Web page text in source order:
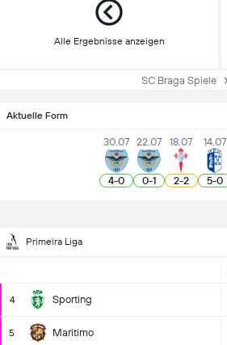
Alle Ergebnisse anzeigen
SC Braga Spiele
Aktuelle Form
30.07
4-0
22.07
0-1
18.07
2-2
14.07
5-0
Primeira Liga
4 Sporting
5 Maritimo